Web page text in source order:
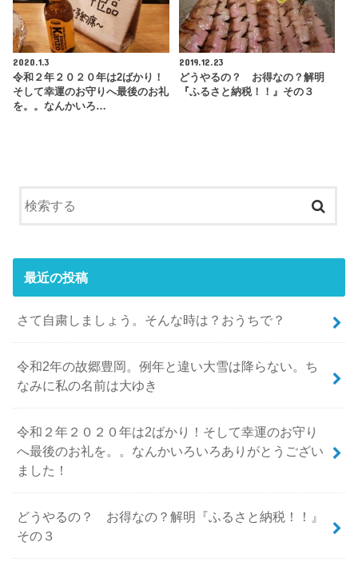
2020.1.3
令和２年２０２０年は2ばかり！
そして幸運のお守りへ最後のお礼
を。。なんかいろ…
2019.12.23
どうやるの？ お得なの？解明
『ふるさと納税！！』その３
最近の投稿
さて自粛しましょう。そんな時は？おうちで？
令和2年の故郷豊岡。例年と違い大雪は降らない。ち
なみに私の名前は大ゆき
令和２年２０２０年は2ばかり！そして幸運のお守り
へ最後のお礼を。。なんかいろいろありがとうござい
ました！
どうやるの？ お得なの？解明『ふるさと納税！！』
その３